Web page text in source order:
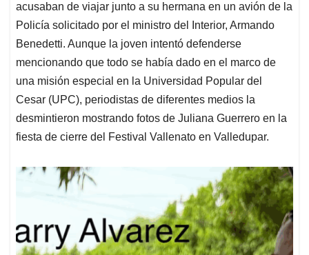
acusaban de viajar junto a su hermana en un avión de la
Policía solicitado por el ministro del Interior, Armando
Benedetti. Aunque la joven intentó defenderse
mencionando que todo se había dado en el marco de
una misión especial en la Universidad Popular del
Cesar (UPC), periodistas de diferentes medios la
desmintieron mostrando fotos de Juliana Guerrero en la
fiesta de cierre del Festival Vallenato en Valledupar.